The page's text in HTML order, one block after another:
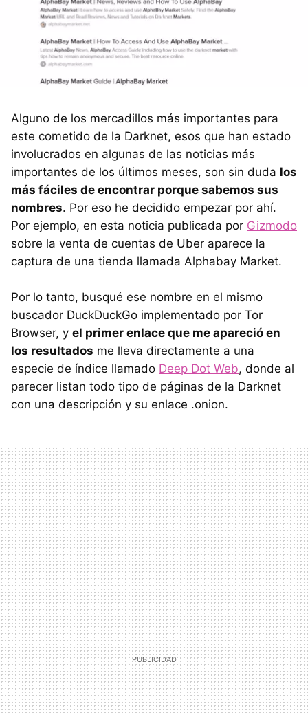
Alguno de los mercadillos más importantes para
este cometido de la Darknet, esos que han estado
involucrados en algunas de las noticias más
importantes de los últimos meses, son sin duda los
más fáciles de encontrar porque sabemos sus
nombres. Por eso he decidido empezar por ahí.
Por ejemplo, en esta noticia publicada por Gizmodo
sobre la venta de cuentas de Uber aparece la
captura de una tienda llamada Alphabay Market.
Por lo tanto, busqué ese nombre en el mismo
buscador DuckDuckGo implementado por Tor
Browser, y el primer enlace que me apareció en
los resultados me lleva directamente a una
especie de índice llamado Deep Dot Web, donde al
parecer listan todo tipo de páginas de la Darknet
con una descripción y su enlace .onion.